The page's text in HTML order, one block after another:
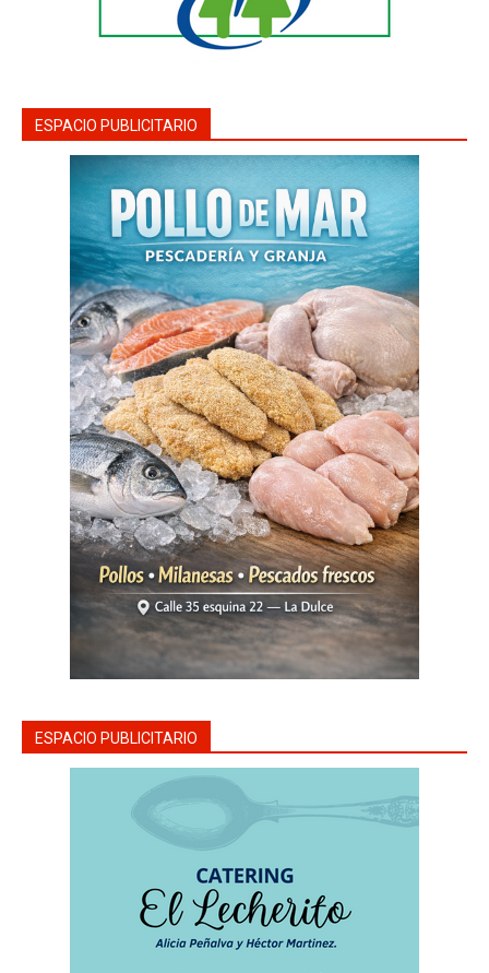
ESPACIO PUBLICITARIO
ESPACIO PUBLICITARIO